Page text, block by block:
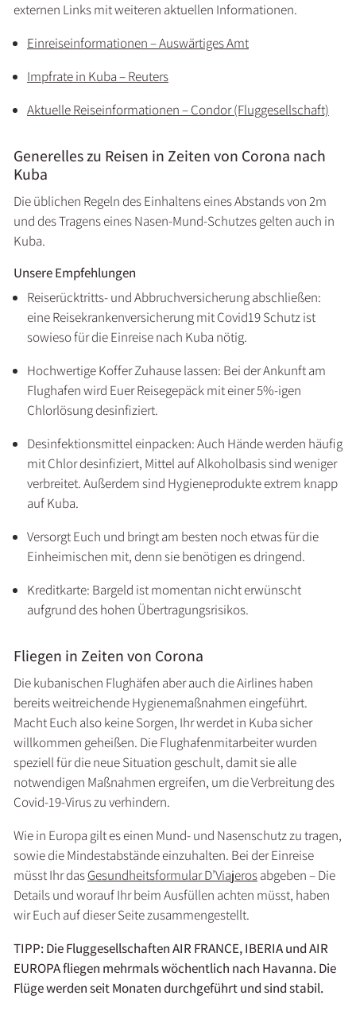
externen Links mit weiteren aktuellen Informationen.
Einreiseinformationen – Auswärtiges Amt
Impfrate in Kuba – Reuters
Aktuelle Reiseinformationen – Condor (Fluggesellschaft)
Generelles zu Reisen in Zeiten von Corona nach
Kuba
Die üblichen Regeln des Einhaltens eines Abstands von 2m
und des Tragens eines Nasen-Mund-Schutzes gelten auch in
Kuba.
Unsere Empfehlungen
Reiserücktritts- und Abbruchversicherung abschließen:
eine Reisekrankenversicherung mit Covid19 Schutz ist
sowieso für die Einreise nach Kuba nötig.
Hochwertige Koffer Zuhause lassen: Bei der Ankunft am
Flughafen wird Euer Reisegepäck mit einer 5%-igen
Chlorlösung desinfiziert.
Desinfektionsmittel einpacken: Auch Hände werden häufig
mit Chlor desinfiziert, Mittel auf Alkoholbasis sind weniger
verbreitet. Außerdem sind Hygieneprodukte extrem knapp
auf Kuba.
Versorgt Euch und bringt am besten noch etwas für die
Einheimischen mit, denn sie benötigen es dringend.
Kreditkarte: Bargeld ist momentan nicht erwünscht
aufgrund des hohen Übertragungsrisikos.
Fliegen in Zeiten von Corona
Die kubanischen Flughäfen aber auch die Airlines haben
bereits weitreichende Hygienemaßnahmen eingeführt.
Macht Euch also keine Sorgen, Ihr werdet in Kuba sicher
willkommen geheißen. Die Flughafenmitarbeiter wurden
speziell für die neue Situation geschult, damit sie alle
notwendigen Maßnahmen ergreifen, um die Verbreitung des
Covid-19-Virus zu verhindern.
Wie in Europa gilt es einen Mund- und Nasenschutz zu tragen,
sowie die Mindestabstände einzuhalten. Bei der Einreise
müsst Ihr dasGesundheitsformular D’Viajerosabgeben – Die
Details und worauf Ihr beim Ausfüllen achten müsst, haben
wir Euch auf dieser Seite zusammengestellt.
TIPP: Die Fluggesellschaften AIR FRANCE, IBERIA und AIR
EUROPA fliegen mehrmals wöchentlich nach Havanna. Die
Flüge werden seit Monaten durchgeführt und sind stabil.